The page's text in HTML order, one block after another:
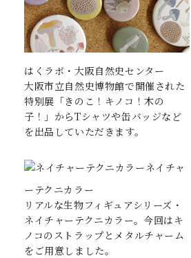
はくラボ・大阪自然史センター
大阪市立自然史博物館で開催された
特別展「きのこ！キノコ！木の
子！」からTシャツや缶バッジなど
を出品していただきます。
ネイチャ
ーテクニカラー
リアルな生物フィギュアシリーズ・
ネイチャーテクニカラー。今回はキ
ノコのストラップとメタルチャーム
をご用意しました。